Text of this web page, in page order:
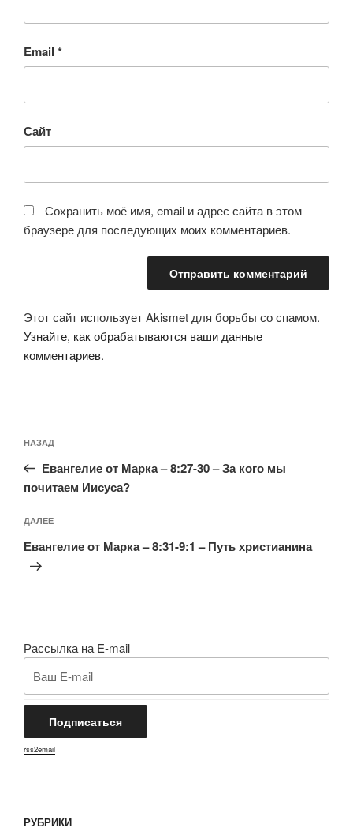
Email *
Сайт
Сохранить моё имя, email и адрес сайта в этом
браузере для последующих моих комментариев.
Этот сайт использует Akismet для борьбы со спамом.
Узнайте, как обрабатываются ваши данные
комментариев.
по
записям
Предыдущая
запись:
НАЗАД
Евангелие от Марка – 8:27-30 – За кого мы
почитаем Иисуса?
Следующая
запись
ДАЛЕЕ
Евангелие от Марка – 8:31-9:1 – Путь христианина
Рассылка на E-mail
rss2email
РУБРИКИ